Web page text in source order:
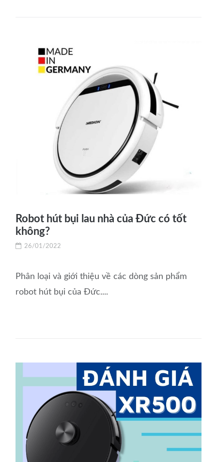
Robot hút bụi lau nhà của Đức có tốt
không?
26/01/2022
Phân loại và giới thiệu về các dòng sản phẩm
robot hút bụi của Đức....